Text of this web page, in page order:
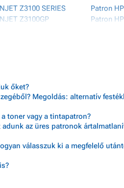
Z3100 SERIES
Z3100GP
Z3200PS 24 INCH
Patron
Patron
őket?
Megoldás: alternatív
toner vagy a tintapatron?
az üres patronok
válasszuk ki a megfelelő